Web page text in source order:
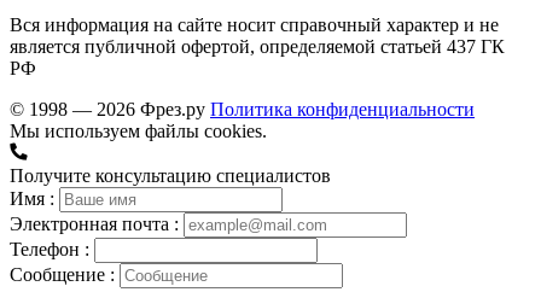
Вся информация на сайте носит справочный характер и не
является публичной офертой, определяемой статьей 437 ГК
РФ
© 1998 — 2026 Фрез.ру Политика конфиденциальности
Мы используем файлы cookies.
Получите консультацию специалистов
Имя :
Электронная почта :
Телефон :
Сообщение :